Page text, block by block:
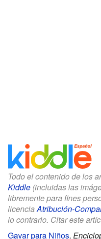
Todo el contenido de los
Kiddle (incluidas las
libremente para fines
licenciaAtribución-
lo contrario. Citar este
Gavar para Niños.